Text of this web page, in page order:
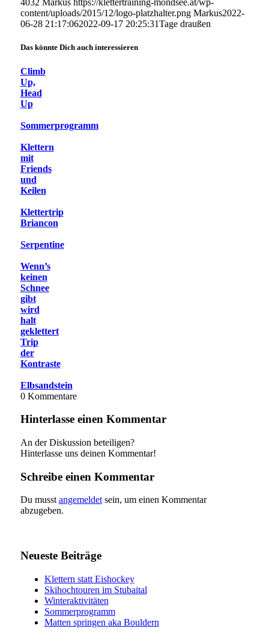
4032 Markus https://klettertraining-mondsee.at/wp-
content/uploads/2015/12/logo-platzhalter.png Markus2022-
06-28 21:17:062022-09-17 20:25:31Tage draußen
Das könnte Dich auch interessieren
Climb
Up,
Head
Up
Sommerprogramm
Klettern
mit
Friends
und
Keilen
Klettertrip
Briancon
Serpentine
Wenn’s
keinen
Schnee
gibt
wird
halt
geklettert
Trip
der
Kontraste
Elbsandstein
0 Kommentare
Hinterlasse einen Kommentar
An der Diskussion beteiligen?
Hinterlasse uns deinen Kommentar!
Schreibe einen Kommentar
Du musst angemeldetsein, um einen Kommentar
abzugeben.
Neueste Beiträge
Klettern statt Eishockey
Skihochtouren im Stubaital
Winteraktivitäten
Sommerprogramm
Matten springen aka Bouldern